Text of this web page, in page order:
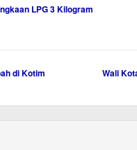
LPG 3 Kilogram
di Kotim
Wali